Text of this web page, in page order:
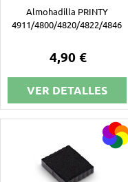
Almohadilla PRINTY
4911/4800/4820/4822/4846
4,90 €
VER DETALLES